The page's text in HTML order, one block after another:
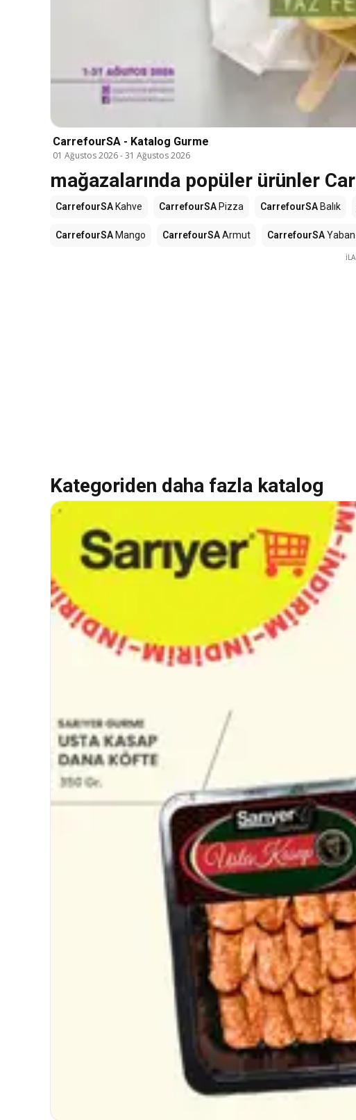
CarrefourSA - Katalog Gurme
01 Ağustos 2026-31 Ağustos 2026
mağazalarında popüler ürünler
CarrefourSA Kahve CarrefourSA Pizza CarrefourSA Balık
CarrefourSA Mango CarrefourSAArmut CarrefourSA
Kategoriden daha fazla katalog